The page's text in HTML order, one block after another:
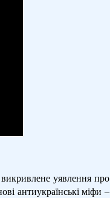
уявлення про
антиукраїнські міфи –